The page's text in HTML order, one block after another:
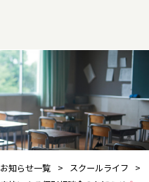
お知らせ一覧 > スクールライフ
>